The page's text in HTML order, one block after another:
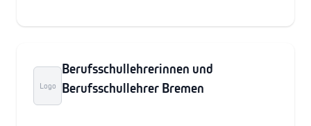
Logo
Berufsschullehrerinnen und
Berufsschullehrer Bremen